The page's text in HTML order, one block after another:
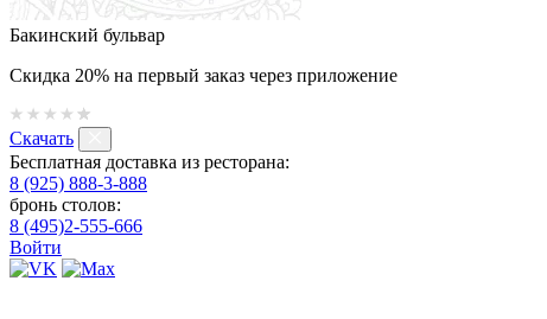
Бакинский бульвар
Скидка 20% на первый заказ через приложение
Скачать
Бесплатная доставка из ресторана:
8 (925) 888-3-888
бронь столов:
8 (495)2-555-666
Войти